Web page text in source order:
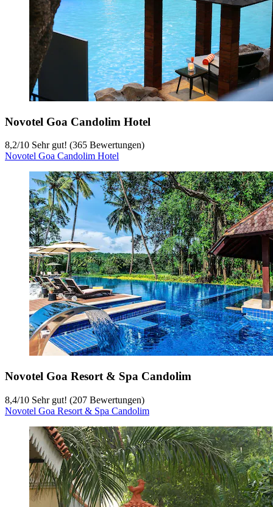
Novotel Goa Candolim Hotel
8,2/10 Sehr gut! (365 Bewertungen)
Novotel Goa Candolim Hotel
Novotel Goa Resort & Spa Candolim
8,4/10 Sehr gut! (207 Bewertungen)
Novotel Goa Resort & Spa Candolim